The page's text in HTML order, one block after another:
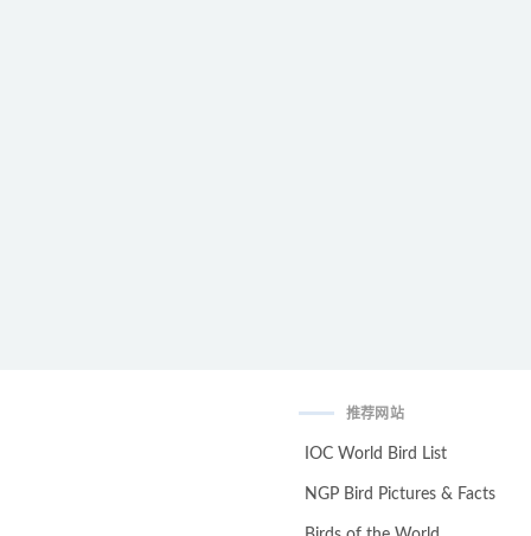
推荐网站
IOC World Bird List
NGP Bird Pictures & Facts